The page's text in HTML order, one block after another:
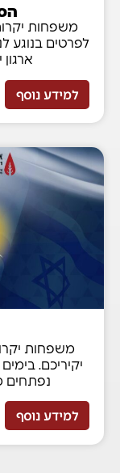
משפחות
לפרטים בנוגע
למידע נוסף
משפחות
יקיריכם.
נפתחים
למידע נוסף